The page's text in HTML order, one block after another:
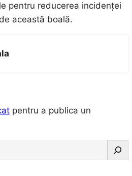
pentru reducerea incidenței
această boală.
pentru a publica un